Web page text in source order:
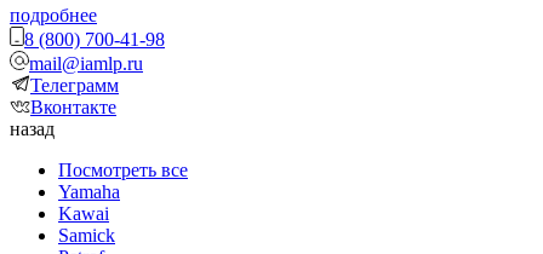
подробнее
8 (800) 700-41-98
mail@iamlp.ru
Телеграмм
Вконтакте
назад
Посмотреть все
Yamaha
Kawai
Samick